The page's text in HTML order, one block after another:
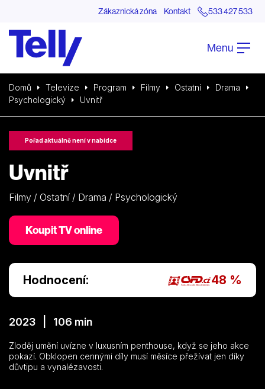
Zákaznická zóna Kontakt 533 427 533
Menu
Domů Televize Program Filmy Ostatní
Drama
Psychologický
Uvnitř
Pořad aktuálně není v nabídce
Uvnitř
Filmy / Ostatní / Drama / Psychologický
Koupit TV online
Hodnocení: 48 %
2023 | 106 min
Zloděj umění uvízne v luxusním penthouse, když se jeho akce
pokazí. Obklopen cennými díly musí měsíce přežívat jen díky
důvtipu a vynalézavosti.